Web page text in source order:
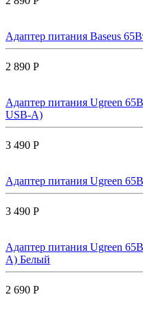
Адаптер питания Baseus
2 890 Р
Адаптер питания Ugreen
USB-A)
3 490 Р
Адаптер питания Ugreen
3 490 Р
Адаптер питания Ugreen
A) Белый
2 690 Р